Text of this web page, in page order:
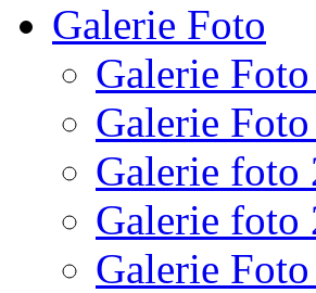
Galerie Foto
Galerie
Galerie
Galerie foto
Galerie foto
Galerie